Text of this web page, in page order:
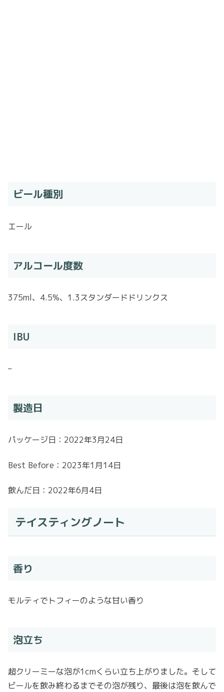
ビール種別
エール
アルコール度数
375ml、4.5%、1.3スタンダードドリンクス
IBU
–
製造日
パッケージ日：2022年3月24日
Best Before：2023年1月14日
飲んだ日：2022年6月4日
テイスティングノート
香り
モルティでトフィーのような甘い香り
泡立ち
超クリーミーな泡が1cmくらい立ち上がりました。そして
ビールを飲み終わるまでその泡が残り、最後は泡を飲んで